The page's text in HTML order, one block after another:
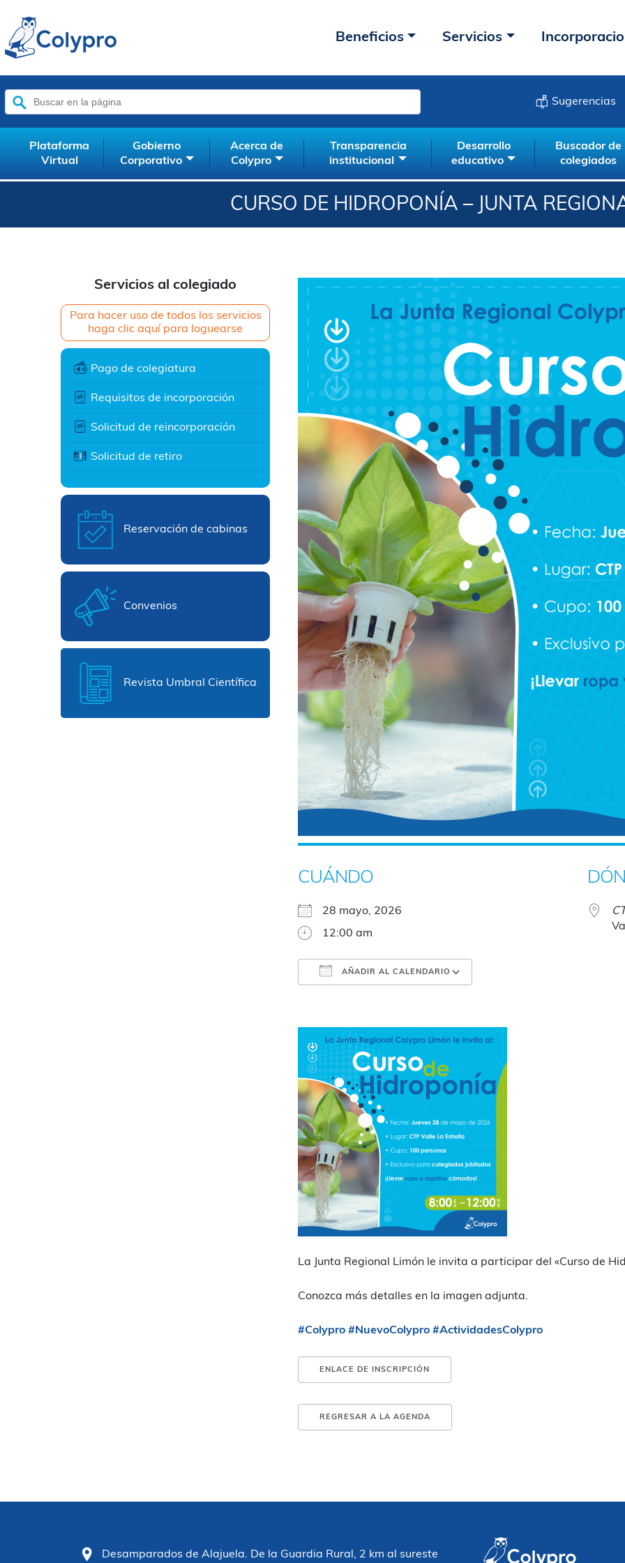
Beneficios Servicios
Buscar:
Sugerencias
Plataforma
Virtual
Gobierno
Corporativo
Acerca de
Colypro
Transparencia
institucional
Desarrollo
educativo
Buscador de
colegiados
CURSO DE HIDROPONÍA – JUNTA
Servicios al colegiado
Para hacer uso de todos los servicios
haga clic aquí para loguearse
Pago de colegiatura
Requisitos de incorporación
Solicitud de reincorporación
Solicitud de retiro
Reservación de cabinas
Convenios
Revista Umbral Científica
CUÁNDO
28 mayo, 2026
12:00 am
AÑADIR AL CALENDARIO
La Junta Regional Limón le invita a participar del «Curso de
Conozca más detalles en la imagen adjunta.
#Colypro #NuevoColypro #ActividadesColypro
ENLACE DE INSCRIPCIÓN
REGRESAR A LA AGENDA
Desamparados de Alajuela. De la Guardia Rural, 2 km al sureste